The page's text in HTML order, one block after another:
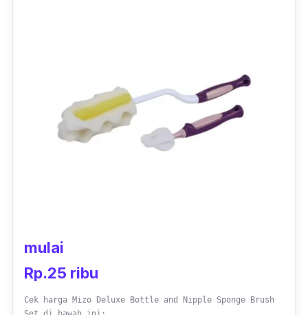
mulai
Rp.25 ribu
Cek harga Mizo Deluxe Bottle and Nipple Sponge Brush